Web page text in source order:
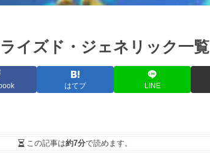
ライズド・ジェネリック一覧
はてブ LINE
この記事は約7分で読めます。